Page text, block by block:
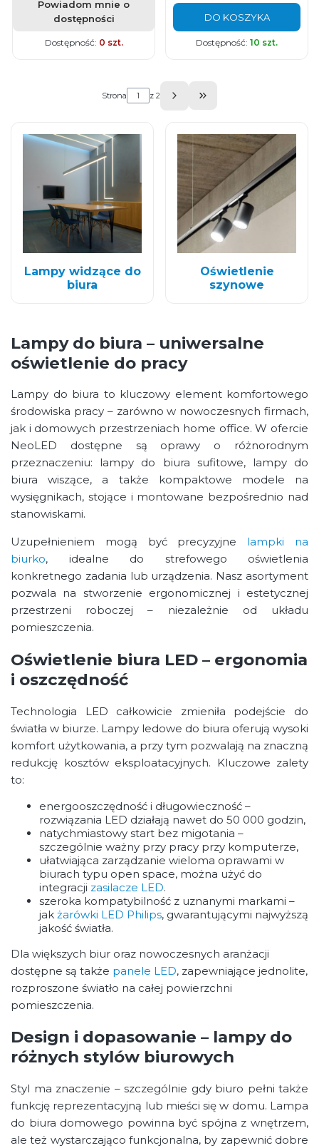
Powiadom mnie o
dostępności
Dostępność: 0 szt.
DO KOSZYKA
Dostępność: 10 szt.
Strona z 2
Przejdź do ostatniej
Lampy widzące do
biura
Oświetlenie
szynowe
Lampy do biura – uniwersalne
oświetlenie do pracy
Lampy do biura to kluczowy element komfortowego
środowiska pracy – zarówno w nowoczesnych firmach,
jak i domowych przestrzeniach home office. W ofercie
NeoLED dostępne są oprawy o różnorodnym
przeznaczeniu: lampy do biura sufitowe, lampy do
biura wiszące, a także kompaktowe modele na
wysięgnikach, stojące i montowane bezpośrednio nad
stanowiskami.
Uzupełnieniem mogą być precyzyjne lampki na
biurko, idealne do strefowego oświetlenia
konkretnego zadania lub urządzenia. Nasz asortyment
pozwala na stworzenie ergonomicznej i estetycznej
przestrzeni roboczej – niezależnie od układu
pomieszczenia.
Oświetlenie biura LED – ergonomia
i oszczędność
Technologia LED całkowicie zmieniła podejście do
światła w biurze. Lampy ledowe do biura oferują wysoki
komfort użytkowania, a przy tym pozwalają na znaczną
redukcję kosztów eksploatacyjnych. Kluczowe zalety
to:
energooszczędność i długowieczność –
rozwiązania LED działają nawet do 50 000 godzin,
natychmiastowy start bez migotania –
szczególnie ważny przy pracy przy komputerze,
ułatwiająca zarządzanie wieloma oprawami w
biurach typu open space, można użyć do
integracji zasilacze LED.
szeroka kompatybilność z uznanymi markami –
jak żarówki LED Philips, gwarantującymi najwyższą
jakość światła.
Dla większych biur oraz nowoczesnych aranżacji
dostępne są także panele LED, zapewniające jednolite,
rozproszone światło na całej powierzchni
pomieszczenia.
Design i dopasowanie – lampy do
różnych stylów biurowych
Styl ma znaczenie – szczególnie gdy biuro pełni także
funkcję reprezentacyjną lub mieści się w domu. Lampa
do biura domowego powinna być spójna z wnętrzem,
ale też wystarczająco funkcjonalna, by zapewnić dobre